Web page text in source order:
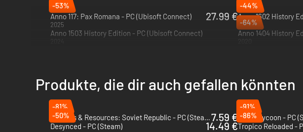
-53%
Anno 117: Pax Romana - PC (Ubisoft Connect)
2025
27.99 €
-44%
Anno 1602 History
2024
Anno 1503 History Edition - PC (Ubisoft Connect)
-64%
Anno 1404 History
Produkte, die dir auch gefallen könnten
-81%
Workers & Resources: Soviet Republic - PC (Steam)7.59 €
-91%
Cartel Tycoon - PC
-50%
Desynced - PC (Steam)
14.49 €
-86%
Tropico Reloaded -